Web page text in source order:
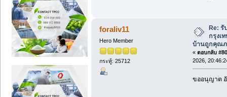
foraliv11
Hero Member
กระทู้: 25712
Re: รั
กรุงเ
บ้านถูกคุณภ
« ตอบกลับ
2026,
ขออนุญาต